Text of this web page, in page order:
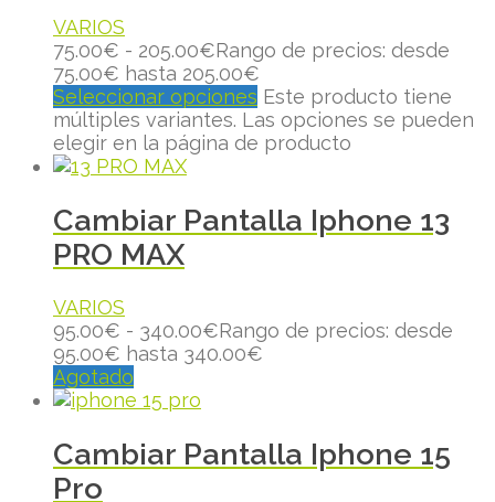
VARIOS
75.00€ - 205.00€Rango de precios: desde
75.00€ hasta 205.00€
Seleccionar opciones Este producto tiene
múltiples variantes. Las opciones se pueden
elegir en la página de producto
Cambiar Pantalla Iphone 13
PRO MAX
VARIOS
95.00€ - 340.00€Rango de precios: desde
95.00€ hasta 340.00€
Agotado
Cambiar Pantalla Iphone 15
Pro